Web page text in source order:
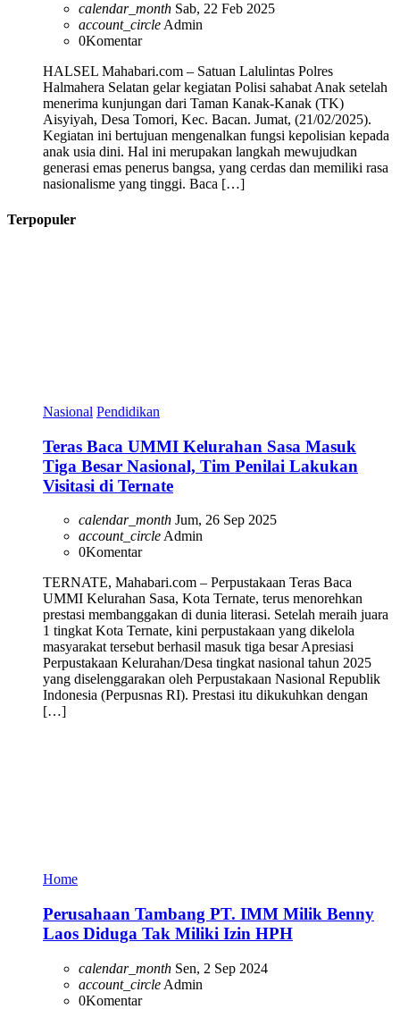
calendar_month Sab, 22 Feb 2025
account_circleAdmin
0Komentar
HALSEL Mahabari.com – Satuan Lalulintas Polres
Halmahera Selatan gelar kegiatan Polisi sahabat Anak setelah
menerima kunjungan dari Taman Kanak-Kanak (TK)
Aisyiyah, Desa Tomori, Kec. Bacan. Jumat, (21/02/2025).
Kegiatan ini bertujuan mengenalkan fungsi kepolisian kepada
anak usia dini. Hal ini merupakan langkah mewujudkan
generasi emas penerus bangsa, yang cerdas dan memiliki rasa
nasionalisme yang tinggi. Baca […]
Terpopuler
Nasional Pendidikan
Teras Baca UMMI Kelurahan Sasa Masuk
Tiga Besar Nasional, Tim Penilai Lakukan
Visitasi di Ternate
calendar_month Jum, 26 Sep 2025
account_circleAdmin
0Komentar
TERNATE, Mahabari.com – Perpustakaan Teras Baca
UMMI Kelurahan Sasa, Kota Ternate, terus menorehkan
prestasi membanggakan di dunia literasi. Setelah meraih juara
1 tingkat Kota Ternate, kini perpustakaan yang dikelola
masyarakat tersebut berhasil masuk tiga besar Apresiasi
Perpustakaan Kelurahan/Desa tingkat nasional tahun 2025
yang diselenggarakan oleh Perpustakaan Nasional Republik
Indonesia (Perpusnas RI). Prestasi itu dikukuhkan dengan
[…]
Home
Perusahaan Tambang PT. IMM Milik Benny
Laos Diduga Tak Miliki Izin HPH
calendar_month Sen, 2 Sep 2024
account_circle Admin
0Komentar